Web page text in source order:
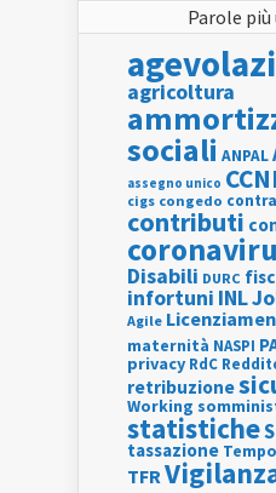
Parole
agricoltura
sociali ANPAL
assegno unico
cigs congedo
contributi
Disabili DURC
infortuni INL
Agile
maternità NASPI
privacy RdC
retribuzione
Working
statistiche
tassazione
TFR